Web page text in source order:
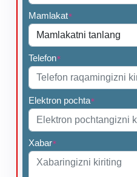
Mamlakat*
Telefon*
Elektron pochta*
Xabar*